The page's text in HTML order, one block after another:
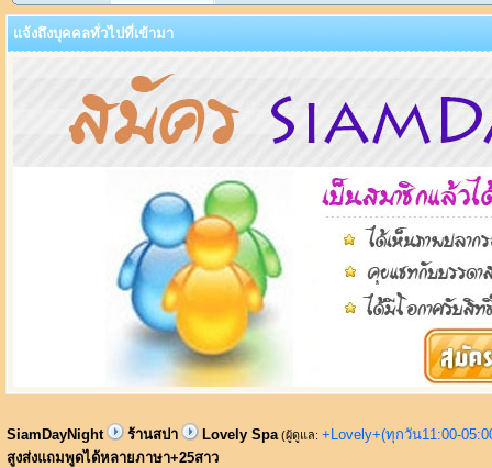
แจ้งถึงบุคคลทั่วไปที่เข้ามา
SiamDayNight ร้านสปา Lovely Spa (ผู้ดูแล: +Lovely+(ทุกวัน11:00-
สูงส่งแถมพูดได้หลายภาษา+25สาว